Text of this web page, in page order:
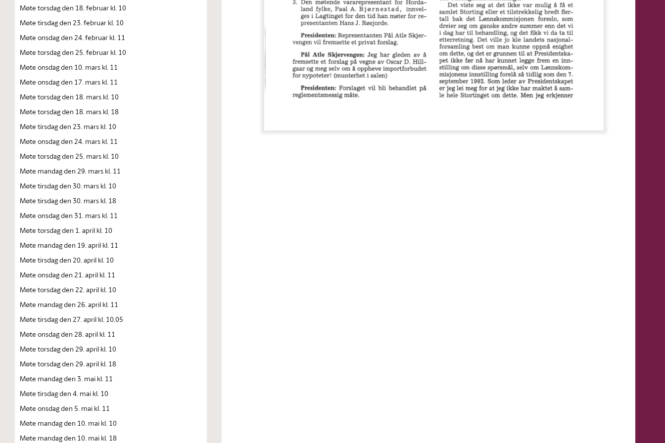
Møte torsdag den 18. februar kl. 10
Møte tirsdag den 23. februar kl. 10
Møte onsdag den 24. februar kl. 11
Møte torsdag den 25. februar kl. 10
Møte onsdag den 10. mars kl. 11
Møte onsdag den 17. mars kl. 11
Møte torsdag den 18. mars kl. 10
Møte torsdag den 18. mars kl. 18
Møte tirsdag den 23. mars kl. 10
Møte onsdag den 24. mars kl. 11
Møte torsdag den 25. mars kl. 10
Møte mandag den 29. mars kl. 11
Møte tirsdag den 30. mars kl. 10
Møte tirsdag den 30. mars kl. 18
Møte onsdag den 31. mars kl. 11
Møte torsdag den 1. april kl. 10
Møte mandag den 19. april kl. 11
Møte tirsdag den 20. april kl. 10
Møte onsdag den 21. april kl. 11
Møte torsdag den 22. april kl. 10
Møte mandag den 26. april kl. 11
Møte tirsdag den 27. april kl. 10.05
Møte onsdag den 28. april kl. 11
Møte torsdag den 29. april kl. 10
Møte torsdag den 29. april kl. 18
Møte mandag den 3. mai kl. 11
Møte tirsdag den 4. mai kl. 10
Møte onsdag den 5. mai kl. 11
Møte mandag den 10. mai kl. 10
Møte mandag den 10. mai kl. 18